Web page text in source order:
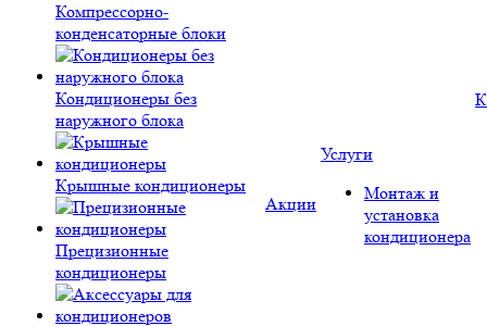
Компрессорно-
конденсаторные блоки
Кондиционеры без
наружного блока
Крышные кондиционеры
Прецизионные
кондиционеры
Акции
Услуги
Монтаж и
установка
кондиционера